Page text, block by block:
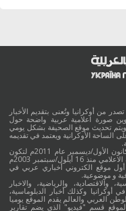
من أوكرانيا وتُعنى بتقديم الأخبار
صورة اعلامية عربية واضحة حول
ويتم تحديث موقع الصحيفة بشكل يومي
الساحة الأوكرانية ويعتمد في تقديمه
وقد جائت انطلاقة "أوكرانيا بالعربية" في 16 كانون الأول/ديسمبر عام 2011م لتكون
امتدادا للموقع العربي الاوكراني والذي بدأ عمله الاعلامي منذ 16 أيلول/سبتمبر 2003م
أول موقع الكتروني أخباري عربي في
و موضوعية.
والرياضية، والاخبار
أوكرانيا وكذلك أخبار الدبلوماسية،
العربي والعالم يقدم الموقع يوميا
قسم "فيديو" الذي يضم تقارير